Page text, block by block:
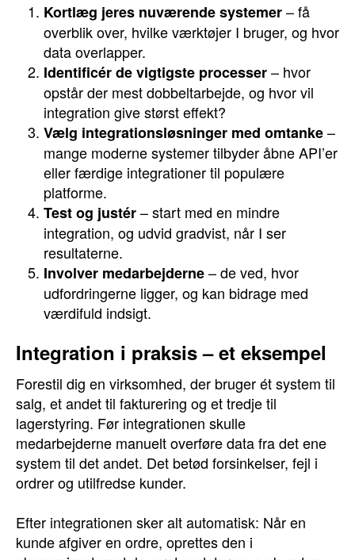
Kortlæg jeres nuværende systemer– få
overblik over, hvilke værktøjer I bruger, og hvor
data overlapper.
Identificér de vigtigste processer– hvor
opstår der mest dobbeltarbejde, og hvor vil
integration give størst effekt?
Vælg integrationsløsninger med omtanke–
mange moderne systemer tilbyder åbne API’er
eller færdige integrationer til populære
platforme.
Test og justér– start med en mindre
integration, og udvid gradvist, når I ser
resultaterne.
Involver medarbejderne– de ved, hvor
udfordringerne ligger, og kan bidrage med
værdifuld indsigt.
Integration i praksis – et eksempel
Forestil dig en virksomhed, der bruger ét system til
salg, et andet til fakturering og et tredje til
lagerstyring. Før integrationen skulle
medarbejderne manuelt overføre data fra det ene
system til det andet. Det betød forsinkelser, fejl i
ordrer og utilfredse kunder.
Efter integrationen sker alt automatisk: Når en
kunde afgiver en ordre, oprettes den i